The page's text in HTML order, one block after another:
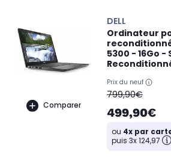
Comparer
DELL
Ordinateur
5300 - 16Go -
Prix du neuf
oldPrice
799,90€
499,90€
ou 4x par
puis 3x 124,97